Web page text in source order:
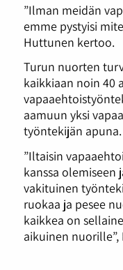
”Ilman meidän
emme pystyisi
Huttunen kertoo.
Turun nuorten
kaikkiaan noin 40
aamuun yksi
työntekijän apuna.
”Iltaisin
kanssa olemiseen
vakituinen
ruokaa ja pesee
kaikkea on
aikuinen